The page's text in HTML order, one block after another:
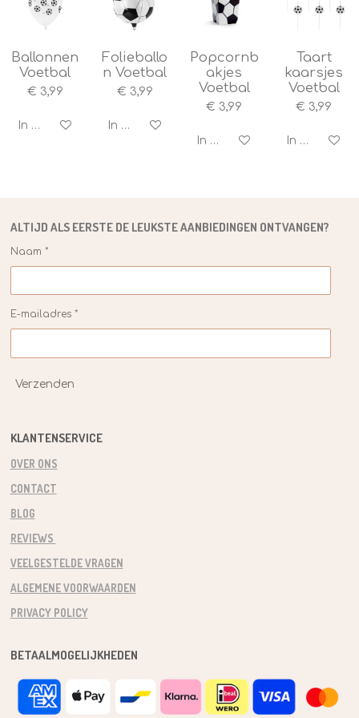
5Ballonnen
Voetbal
€ 3,99
In winkelwagen
Folieballo
n Voetbal
€ 3,99
In winkelwagen
Popcornb
akjes
Voetbal
€ 3,99
In winkelwagen
Taart
kaarsjes
Voetbal
€ 3,99
In
ALTIJD ALS EERSTE DE LEUKSTEAANBIEDINGEN ONTVANGEN?
Naam *
E-mailadres *
Verzenden
KLANTENSERVICE
OVER ONS
CONTACT
BLOG
REVIEWS
VEELGESTELDE VRAGEN
ALGEMENE VOORWAARDEN
PRIVACY POLICY
BETAALMOGELIJKHEDEN